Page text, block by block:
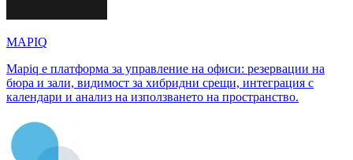
MAPIQ
Mapiq е платформа за управление на офиси: резервации на
бюра и зали, видимост за хибридни срещи, интеграция с
календари и анализ на използването на пространство.